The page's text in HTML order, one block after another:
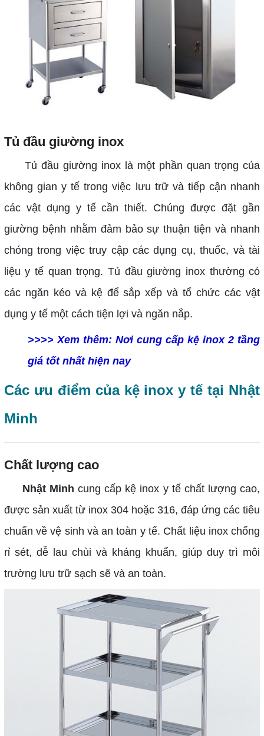
Tủ đầu giường inox
Tủ đầu giường inox là một phần quan trọng của
không gian y tế trong việc lưu trữ và tiếp cận nhanh
các vật dụng y tế cần thiết. Chúng được đặt gần
giường bệnh nhằm đảm bảo sự thuận tiện và nhanh
chóng trong việc truy cập các dụng cụ, thuốc, và tài
liệu y tế quan trọng. Tủ đầu giường inox thường có
các ngăn kéo và kệ để sắp xếp và tổ chức các vật
dụng y tế một cách tiện lợi và ngăn nắp.
>>>> Xem thêm: Nơi cung cấp kệ inox 2 tầng
giá tốt nhất hiện nay
Các ưu điểm của kệ inox y tế tại Nhật
Minh
Chất lượng cao
Nhật Minh cung cấp kệ inox y tế chất lượng cao,
được sản xuất từ inox 304 hoặc 316, đáp ứng các tiêu
chuẩn về vệ sinh và an toàn y tế. Chất liệu inox chống
rỉ sét, dễ lau chùi và kháng khuẩn, giúp duy trì môi
trường lưu trữ sạch sẽ và an toàn.